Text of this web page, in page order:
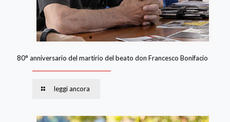
80° anniversario del martirio del beato don Francesco Bonifacio
leggi ancora